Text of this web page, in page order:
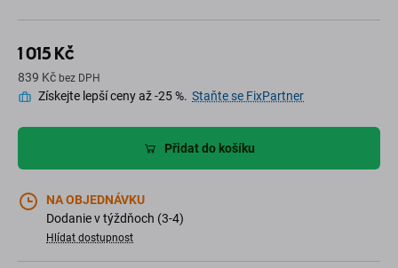
1 015 Kč
839 Kč bez DPH
Získejte lepší ceny až -25 %. Staňte se FixPartner
Přidat do košíku
NA OBJEDNÁVKU
Dodanie v týždňoch (3-4)
Hlídat dostupnost